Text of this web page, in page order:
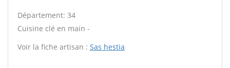
Département: 34
Cuisine clé en main -
Voir la fiche artisan : Sas hestia